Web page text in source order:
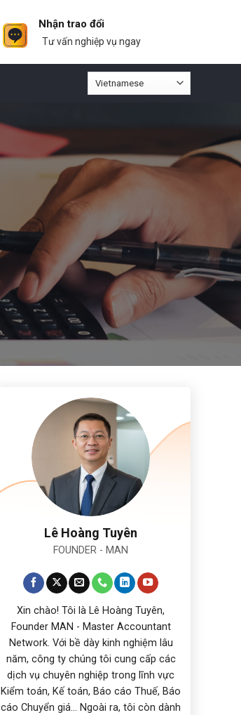
Nhận trao đổi
Tư vấn nghiệp vụ ngay
Lê Hoàng Tuyên
FOUNDER - MAN
Xin chào! Tôi là Lê Hoàng Tuyên,
Founder MAN - Master Accountant
Network. Với bề dày kinh nghiệm lâu
năm, công ty chúng tôi cung cấp các
dịch vụ chuyên nghiệp trong lĩnh vực
Kiểm toán, Kế toán, Báo cáo Thuế, Báo
cáo Chuyển giá... Ngoài ra, tôi còn dành